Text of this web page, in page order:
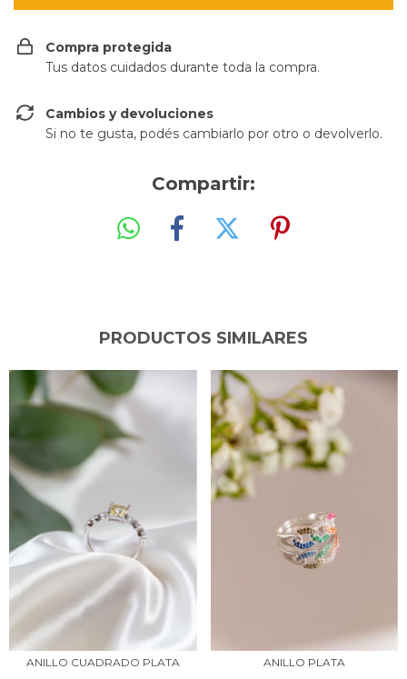
Compra protegida
Tus datos cuidados durante toda la compra.
Cambios y devoluciones
Si no te gusta, podés cambiarlo por otro o devolverlo.
Compartir:
PRODUCTOS SIMILARES
ANILLO CUADRADO PLATA ANILLO PLATA